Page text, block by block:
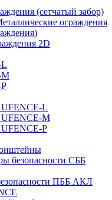
(сетчатый забор)
ограждения
2D
M
UFENCE-L
UFENCE-M
P
безопасности СББ
ПББ АКЛ